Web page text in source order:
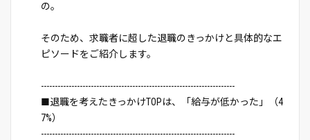
の。
そのため、求職者に超した退職のきっかけと具体的なエ
ピソードをご紹介します。
----------------------------------------------------------------------
■退職を考えたきっかけTOPは、「給与が低かった」（4
7%）
----------------------------------------------------------------------